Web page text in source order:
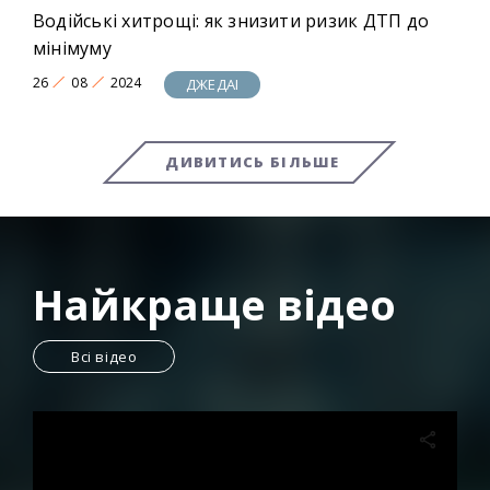
Водійські хитрощі: як знизити ризик ДТП до
мінімуму
26 08 2024 ДЖЕДАІ
ДИВИТИСЬ БІЛЬШЕ
Найкраще відео
Всі відео